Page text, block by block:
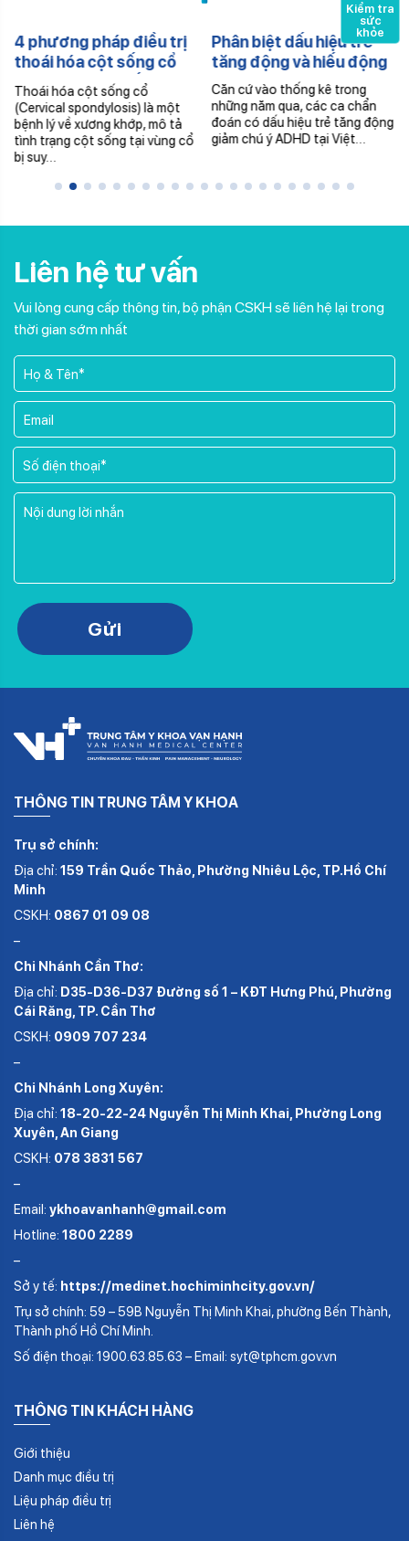
4 phương pháp điều trị
thoái hóa cột sống cổ
không dùng thuốc
Thoái hóa cột sống cổ
(Cervical spondylosis) là một
bệnh lý về xương khớp, mô tả
tình trạng cột sống tại vùng cổ
bị suy…
Phân biệt dấu hiệu trẻ
tăng động và hiếu động
Căn cứ vào thống kê trong
những năm qua, các ca chẩn
đoán có dấu hiệu trẻ tăng động
giảm chú ý ADHD tại Việt…
THÔNG TIN TRUNG TÂM Y KHOA
Trụ sở chính:
Địa chỉ: 159 Trần Quốc Thảo, Phường Nhiêu Lộc, TP.Hồ Chí
Minh
CSKH: 0867 01 09 08
–
Chi Nhánh Cần Thơ:
Địa chỉ: D35-D36-D37 Đường số 1 – KĐT Hưng Phú, Phường
Cái Răng, TP. Cần Thơ
CSKH: 0909 707 234
–
Chi Nhánh Long Xuyên:
Địa chỉ: 18-20-22-24 Nguyễn Thị Minh Khai, Phường Long
Xuyên, An Giang
CSKH: 078 3831 567
–
Email: ykhoavanhanh@gmail.com
Hotline: 1800 2289
–
Sở y tế: https://medinet.hochiminhcity.gov.vn/
Trụ sở chính: 59 – 59B Nguyễn Thị Minh Khai, phường Bến Thành,
Thành phố Hồ Chí Minh.
Số điện thoại: 1900.63.85.63 – Email: syt@tphcm.gov.vn
THÔNG TIN KHÁCH HÀNG
Giới thiệu
Danh mục điều trị
Liệu pháp điều trị
Liên hệ
Liên hệ tư vấn
Vui lòng cung cấp thông tin, bộ phận CSKH sẽ liên hệ lại trong
thời gian sớm nhất
Please leave this field empty.
Gửi
Kiểm tra
sức
khỏe